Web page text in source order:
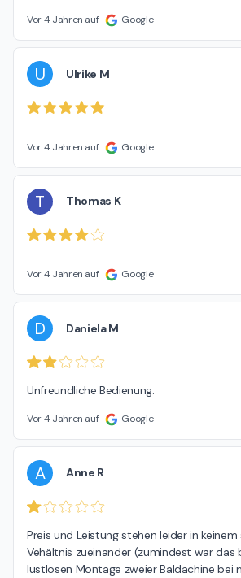
Vor 4 Jahren auf Google
U Ulrike M
Vor 4 Jahren auf Google
T Thomas K
Vor 4 Jahren auf Google
D Daniela M
Unfreundliche Bedienung.
Vor 4 Jahren auf Google
A Anne R
Preis und Leistung stehen leider in
Vehältnis zueinander (zumindest war das
lustlosen Montage zweier Baldachine bei